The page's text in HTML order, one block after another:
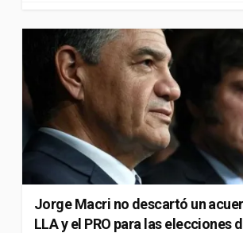
Jorge Macri no descartó un
LLA y el PRO para las elecciones